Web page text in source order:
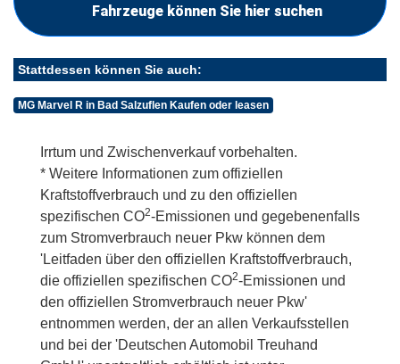
Fahrzeuge können Sie hier suchen
Stattdessen können Sie auch:
MG Marvel R in Bad Salzuflen Kaufen oder leasen
Irrtum und Zwischenverkauf vorbehalten.
* Weitere Informationen zum offiziellen
Kraftstoffverbrauch und zu den offiziellen
spezifischen CO2-Emissionen und gegebenenfalls
zum Stromverbrauch neuer Pkw können dem
'Leitfaden über den offiziellen Kraftstoffverbrauch,
die offiziellen spezifischen CO2-Emissionen und
den offiziellen Stromverbrauch neuer Pkw'
entnommen werden, der an allen Verkaufsstellen
und bei der 'Deutschen Automobil Treuhand